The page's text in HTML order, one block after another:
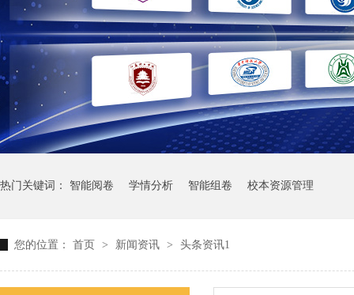
热门关键词： 智能阅卷 学情分析 智能组卷 校本资源管理
您的位置： 首页 > 新闻资讯 > 头条资讯1